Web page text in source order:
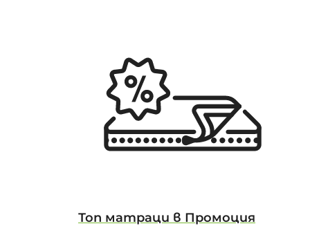
Топ матраци в Промоция